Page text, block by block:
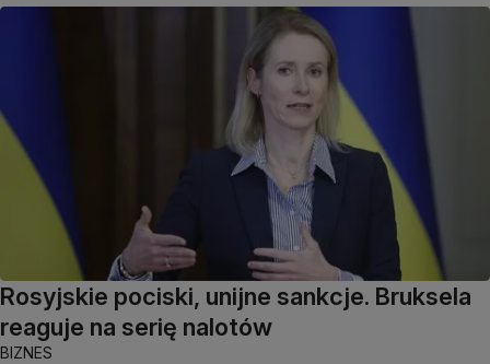
Rosyjskie pociski, unijne sankcje. Bruksela
reaguje na serię nalotów
BIZNES